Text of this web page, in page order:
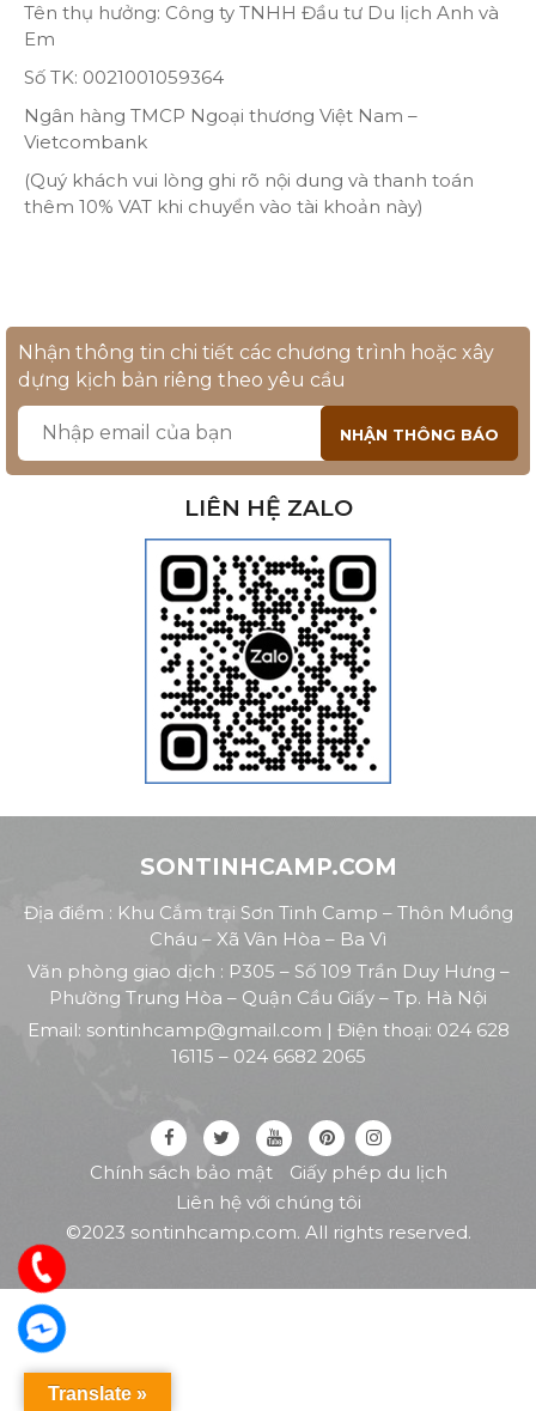
Tên thụ hưởng: Công ty TNHH Đầu tư Du lịch Anh và
Em
Số TK: 0021001059364
Ngân hàng TMCP Ngoại thương Việt Nam –
Vietcombank
(Quý khách vui lòng ghi rõ nội dung và thanh toán
thêm 10% VAT khi chuyển vào tài khoản này)
Nhận thông tin chi tiết các chương trình hoặc xây
dựng kịch bản riêng theo yêu cầu
LIÊN HỆ ZALO
SONTINHCAMP.COM
Địa điểm : Khu Cắm trại Sơn Tinh Camp – Thôn Muồng
Cháu – Xã Vân Hòa – Ba Vì
Văn phòng giao dịch : P305 – Số 109 Trần Duy Hưng –
Phường Trung Hòa – Quận Cầu Giấy – Tp. Hà Nội
Email: sontinhcamp@gmail.com | Điện thoại: 024 628
16115 – 024 6682 2065
Chính sách bảo mật
Giấy phép du lịch
Liên hệ với chúng tôi
©2023 sontinhcamp.com. All rights reserved.
Translate »